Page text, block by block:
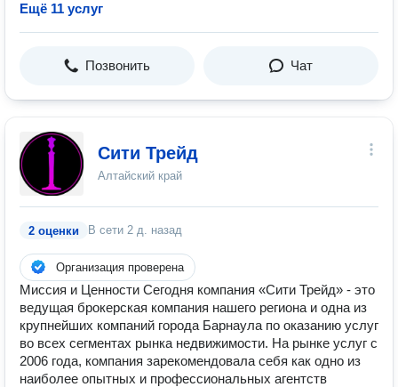
Ещё 11 услуг
Позвонить Чат
Сити Трейд
Алтайский край
2 оценки В сети 2 д. назад
Организация проверена
Миссия и Ценности Сегодня компания «Сити Трейд» - это
ведущая брокерская компания нашего региона и одна из
крупнейших компаний города Барнаула по оказанию услуг
во всех сегментах рынка недвижимости. На рынке услуг с
2006 года, компания зарекомендовала себя как одно из
наиболее опытных и профессиональных агентств